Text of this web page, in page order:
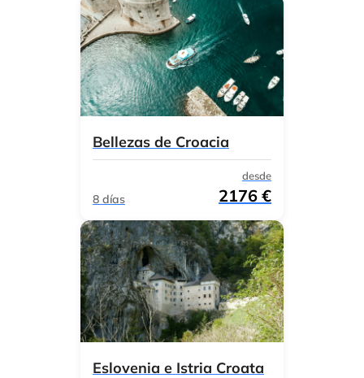
Bellezas de Croacia
8 días
desde
2176 €
Eslovenia e Istria Croata